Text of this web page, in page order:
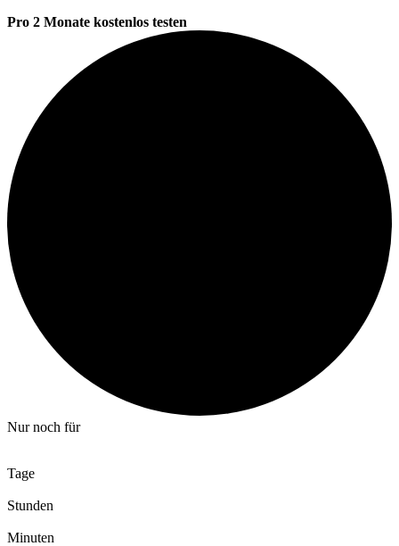
Pro 2 Monate kostenlos testen
Nur noch für
Tage
Stunden
Minuten